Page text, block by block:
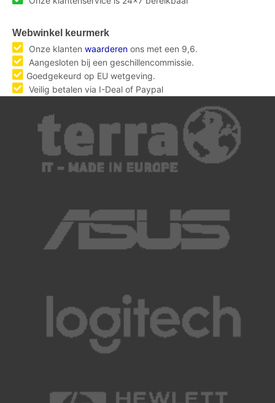
Webwinkel keurmerk
Onze klanten waarderen ons met een 9,6.
Aangesloten bij een geschillencommissie.
Goedgekeurd op EU wetgeving.
Veilig betalen via I-Deal of Paypal